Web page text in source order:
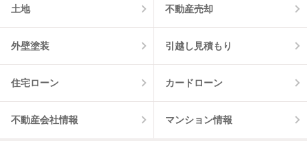
土地 不動産売却
外壁塗装 引越し見積もり
住宅ローン カードローン
不動産会社情報 マンション情報